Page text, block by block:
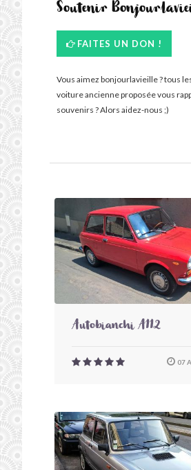
Soutenir
FAITES UN DON !
Vous aimez bonjourlavieille ? tous
voiture ancienne proposée vous
souvenirs ? Alors aidez-nous ;)
Autobianchi A112
07